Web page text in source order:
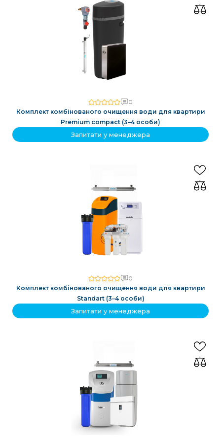
0
Комплект комбінованого очищення води для квартири
Premium compact (3–4 особи)
Запитати у менеджера
0
Комплект комбінованого очищення води для квартири
Standart (3–4 особи)
Запитати у менеджера